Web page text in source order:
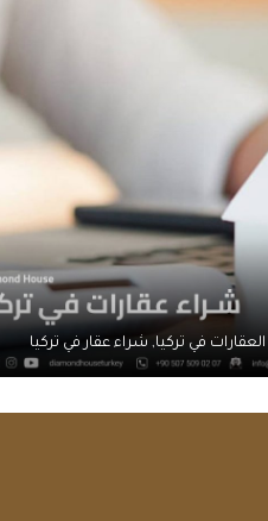
العقارات في تركيا, شراء عقار في تركيا